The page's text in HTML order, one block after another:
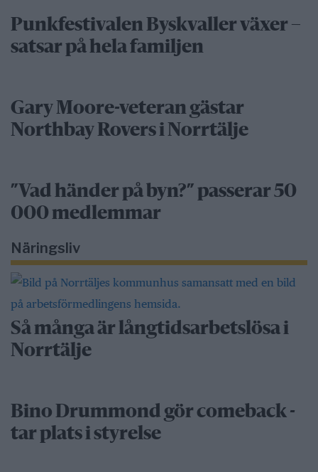
Punkfestivalen Byskvaller växer –
satsar på hela familjen
Gary Moore-veteran gästar
Northbay Rovers i Norrtälje
”Vad händer på byn?” passerar 50
000 medlemmar
Näringsliv
Så många är långtidsarbetslösa i
Norrtälje
Bino Drummond gör comeback -
tar plats i styrelse